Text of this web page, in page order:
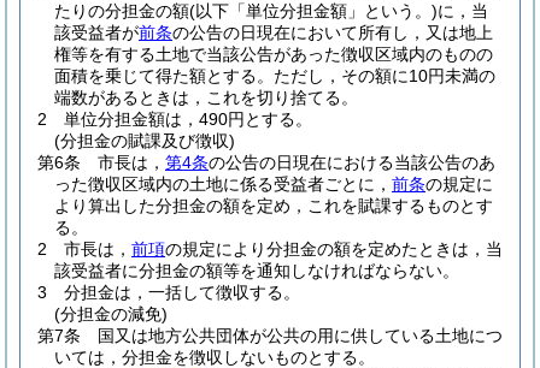
たりの分担金の額(以下「単位分担金額」という。)に，当
該受益者が前条の公告の日現在において所有し，又は地上
権等を有する土地で当該公告があった徴収区域内のものの
面積を乗じて得た額とする。 ただし，その額に10円未満の
端数があるときは，これを切り捨てる。
2
単位分担金額は，490円とする。
(分担金の賦課及び徴収)
第6条
市長は， 第4条の公告の日現在における当該公告のあ
った徴収区域内の土地に係る受益者ごとに， 前条の規定に
より算出した分担金の額を定め，これを賦課するものとす
る。
2
市長は， 前項の規定により分担金の額を定めたときは，当
該受益者に分担金の額等を通知しなければならない。
3
分担金は，一括して徴収する。
(分担金の減免)
第7条
国又は地方公共団体が公共の用に供している土地につ
いては，分担金を徴収しないものとする。